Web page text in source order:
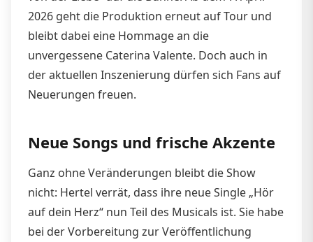
2026 geht die Produktion erneut auf Tour und
bleibt dabei eine Hommage an die
unvergessene Caterina Valente. Doch auch in
der aktuellen Inszenierung dürfen sich Fans auf
Neuerungen freuen.
Neue Songs und frische Akzente
Ganz ohne Veränderungen bleibt die Show
nicht: Hertel verrät, dass ihre neue Single „Hör
auf dein Herz“ nun Teil des Musicals ist. Sie habe
bei der Vorbereitung zur Veröffentlichung